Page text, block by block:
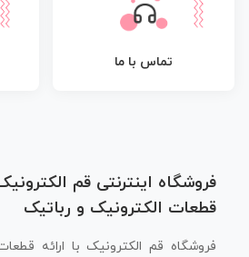
تماس با ما
فروشگاه اینترنتی قم
قطعات الکترونیک و رباتیک
فروشگاه قم الکترونیک با ارائه قطعات